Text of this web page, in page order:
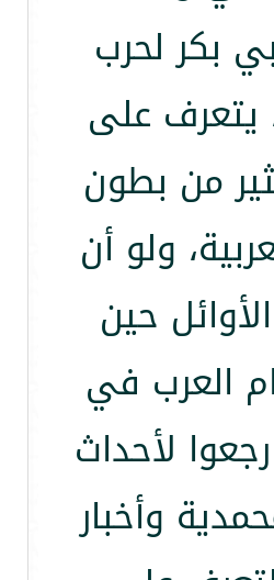
بكر لحرب
يتعرف على
من بطون
ولو أن
حين
العرب في
لأحداث
وأخبار